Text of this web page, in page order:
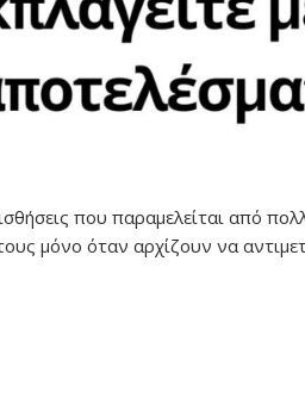
που παραμελείται από
μόνο όταν αρχίζουν να